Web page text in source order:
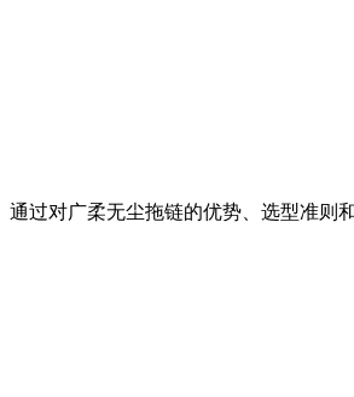
过对广柔无尘拖链的优势、选型准则